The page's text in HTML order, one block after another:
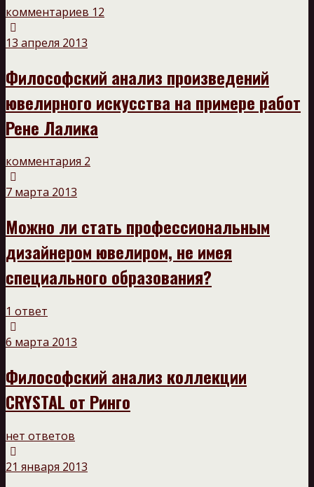
комментариев 12
13 апреля 2013
Философский анализ произведений
ювелирного искусства на примере работ
Рене Лалика
комментария 2
7 марта 2013
Можно ли стать профессиональным
дизайнером ювелиром, не имея
специального образования?
1 ответ
6 марта 2013
Философский анализ коллекции
CRYSTAL от Ринго
нет ответов
21 января 2013